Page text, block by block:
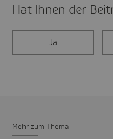
Hat Ihnen der
Ja
Mehr zum Thema